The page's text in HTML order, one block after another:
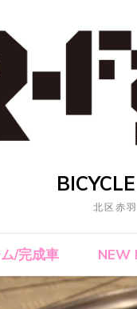
北区赤
/完成車 NEW